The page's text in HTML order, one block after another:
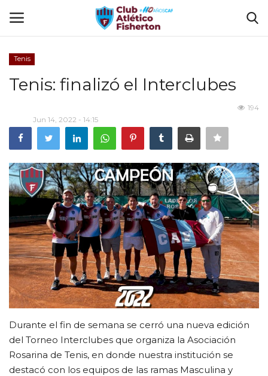
El Club
Disciplinas
Tienda CAF
Sede Virtual
CLUB DE BENEFICIOS
FUTBOL INTERNO 2025
Contacto
Tenis
Tenis: finalizó el Interclubes
Jun 14, 2022 - 14:15
194
Durante el fin de semana se cerró una nueva edición
del Torneo Interclubes que organiza la Asociación
Rosarina de Tenis, en donde nuestra institución se
destacó con los equipos de las ramas Masculina y